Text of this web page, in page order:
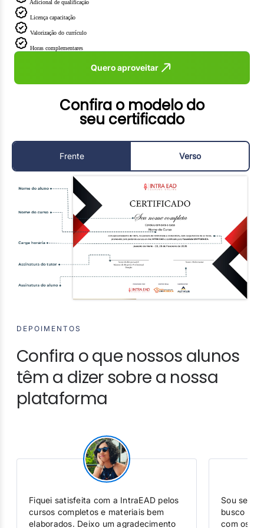
Frente Verso
Confira o modelo do
seu certificado
Adicional de qualificação
Licença capacitação
Valorização do currículo
Horas complementares
Quero aproveitar
DEPOIMENTOS
Confira o que nossos alunos
têm a dizer sobre a nossa
plataforma
Sou servidora do judiciário e sempre
busco melhorar minhas habilidades
com os cursos de qualificação do
O suporte
sempre
a equipe